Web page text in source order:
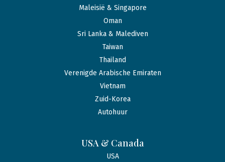
Maleisië & Singapore
Oman
Sri Lanka & Malediven
Taiwan
Thailand
Verenigde Arabische Emiraten
Vietnam
Zuid-Korea
Autohuur
USA & Canada
USA